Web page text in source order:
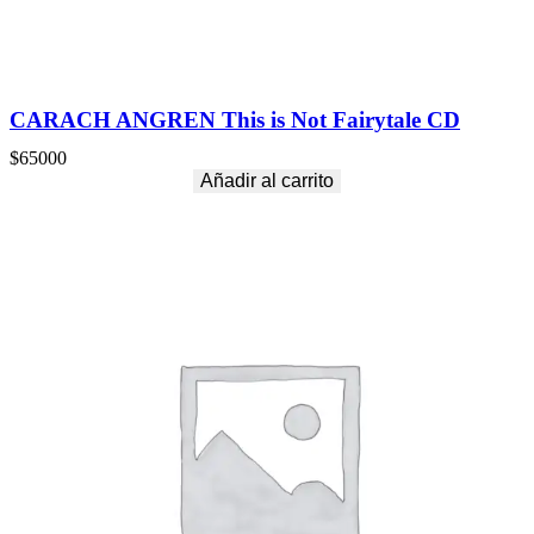
CARACH ANGREN This is Not Fairytale CD
$65000
Añadir al carrito